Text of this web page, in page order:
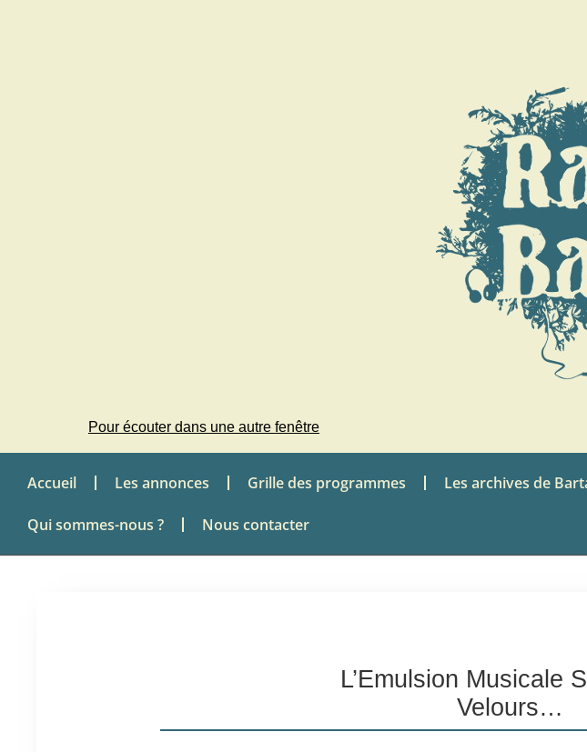
Pour écouter dans une autre fenêtre
Accueil Les annonces Grille des programmes Les archives de
Qui sommes-nous ? Nous contacter
L’Emulsion Musicale
Velours…